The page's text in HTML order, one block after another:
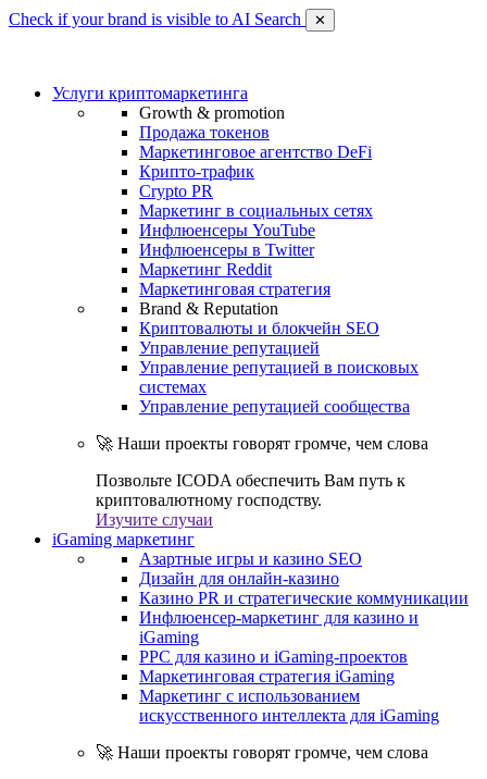
Check if your brand is visible to AI Search ✕
Услуги криптомаркетинга
Growth & promotion
Продажа токенов
Маркетинговое агентство DeFi
Крипто-трафик
Crypto PR
Маркетинг в социальных сетях
Инфлюенсеры YouTube
Инфлюенсеры в Twitter
Маркетинг Reddit
Маркетинговая стратегия
Brand & Reputation
Криптовалюты и блокчейн SEO
Управление репутацией
Управление репутацией в поисковых
системах
Управление репутацией сообщества
🚀 Наши проекты говорят громче, чем слова
Позвольте ICODA обеспечить Вам путь к
криптовалютному господству.
Изучите случаи
iGaming маркетинг
Азартные игры и казино SEO
Дизайн для онлайн-казино
Казино PR и стратегические коммуникации
Инфлюенсер-маркетинг для казино и
iGaming
PPC для казино и iGaming-проектов
Маркетинговая стратегия iGaming
Маркетинг с использованием
искусственного интеллекта для iGaming
🚀 Наши проекты говорят громче, чем слова